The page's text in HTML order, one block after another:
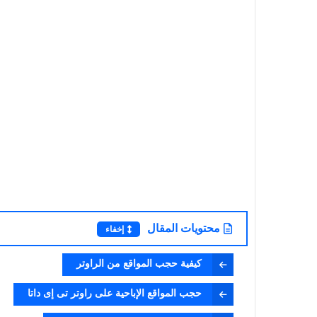
محتويات المقال إخفاء
كيفية حجب المواقع من الراوتر
حجب المواقع الإباحية على راوتر تى إى داتا